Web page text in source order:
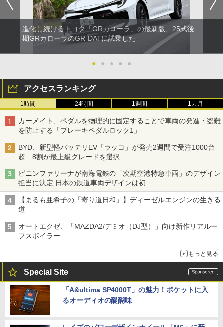
進化し続けるトヨタ「GRカローラ」の最新版、25式後
期GRカローラのGR-DATに試乗した
● ● ● ● ●
アクセスランキング
1時間 24時間 1週間 1カ月
カーメイト、ペダルを物理的に固定することで車両の発進・盗難
を防止する「ブレーキペダルロック1」
BYD、新型軽バッテリEV「ラッコ」が発売2週間で受注1000台
超 8割が最上級グレードを選択
ピニンファリーナが南海電鉄の「次期空港特急車両」のデザイン
担当に決定 日本の鉄道車両デザインは初
【まるも亜希子の「寄り道日和」】ディーゼルエンジンの生きる
道
オートエクゼ、「MAZDA2/デミオ（DJ型）」向け新作リアルー
フスポイラー
もっと見る
Special Site
「A&ultima SP4000T」の魅力！ポケットに入
るオーディオの醍醐味